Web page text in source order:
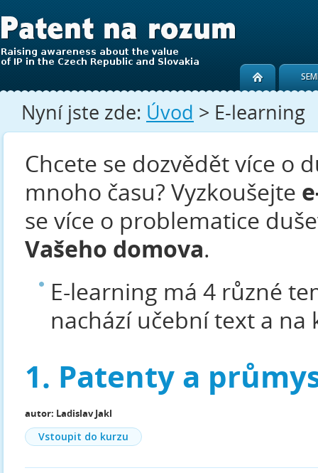
Nyní jste zde: Úvod > E-learning
Chcete se dozvědět více o
mnoho času? Vyzkoušejte
se více o problematice
Vašeho domova.
E-learning má 4 různé
nachází učební text a na
1. Patenty a
autor: Ladislav Jakl
Vstoupit do kurzu